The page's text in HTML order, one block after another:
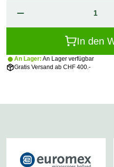
In den
An Lager: An Lager verfügbar
Gratis Versand ab CHF 400.-